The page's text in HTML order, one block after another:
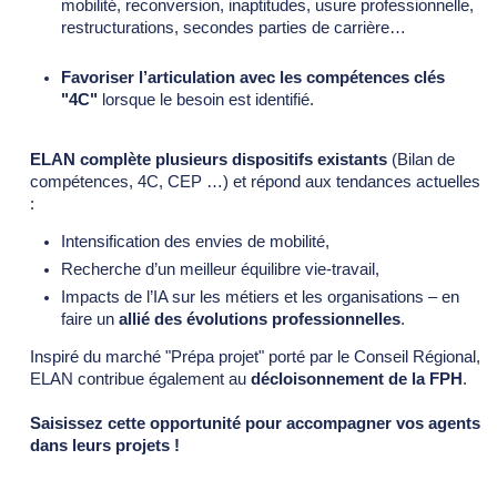
mobilité, reconversion, inaptitudes, usure professionnelle,
restructurations, secondes parties de carrière…
Favoriser l’articulation avec les compétences clés
"4C" lorsque le besoin est identifié.
ELAN complète plusieurs dispositifs existants (Bilan de
compétences, 4C, CEP …) et répond aux tendances actuelles
:
Intensification des envies de mobilité,
Recherche d’un meilleur équilibre vie-travail,
Impacts de l’IA sur les métiers et les organisations – en
faire un allié des évolutions professionnelles.
Inspiré du marché "Prépa projet" porté par le Conseil Régional,
ELAN contribue également au décloisonnement de la FPH.
Saisissez cette opportunité pour accompagner vos agents
dans leurs projets !